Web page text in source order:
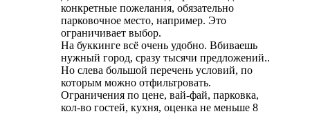
конкретные пожелания, обязательно
парковочное место, например. Это
ограничивает выбор.
На буккинге всё очень удобно. Вбиваешь
нужный город, сразу тысячи предложений..
Но слева большой перечень условий, по
которым можно отфильтровать.
Ограничения по цене, вай-фай, парковка,
кол-во гостей, кухня, оценка не меньше 8